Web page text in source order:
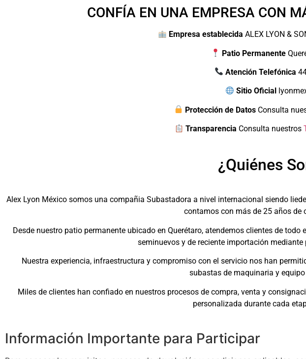
CONFÍA EN UNA EMPRESA CON
Empresa establecida ALEX LYON &
Patio Permanente
Atención Telefónica
Sitio Oficial
Protección de DatosConsulta
Transparencia Consulta nuestros
¿Quiénes
Alex Lyon México somos una compañia Subastadora a nivel internacional siendo
contamos con más de 25 años de
Desde nuestro patio permanente ubicado en Querétaro, atendemos clientes de
seminuevos y de reciente importación
Nuestra experiencia, infraestructura y compromiso con el servicio nos han
subastas de maquinaria y
Miles de clientes han confiado en nuestros procesos de compra, venta y
personalizada durante cada
Información Importante para Participar